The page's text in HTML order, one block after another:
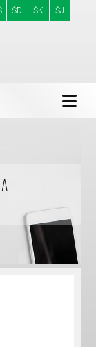
ŠD ŠK ŠJ